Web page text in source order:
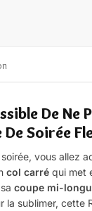
De Ne
Soirée
vous allez
col carré qui met
coupe mi-
la sublimer, cette